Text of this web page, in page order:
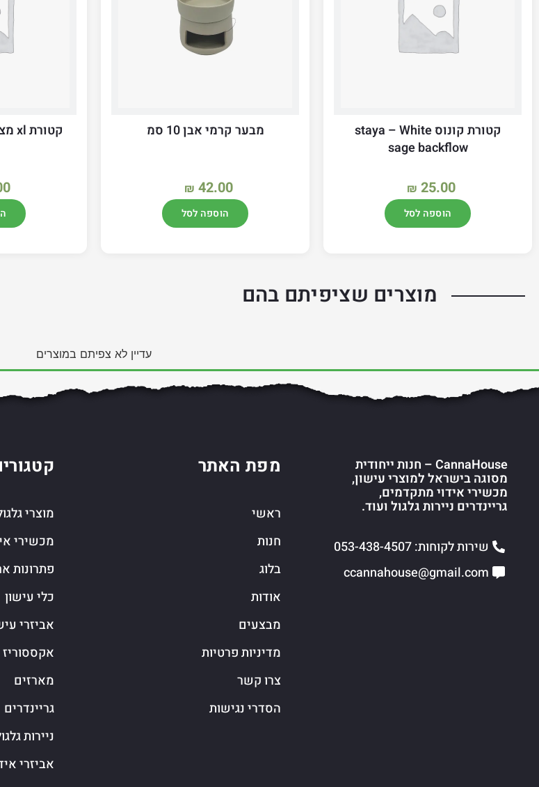
קטורת קונוס staya – White
sage backflow
₪ 25.00
הוספה לסל
מבער קרמי אבן 10 סמ
₪ 42.00
הוספה לסל
קטורת xl מצופים שורש קינמון
מוצרים שציפיתם בהם
עדיין לא צפיתם במוצרים
CannaHouse – חנות ייחודית
מסוגה בישראל למוצרי עישון,
מכשירי אידוי מתקדמים,
גריינדרים ניירות גלגול ועוד.
שירות לקוחות: 053-438-4507
ccannahouse@gmail.com
מפת האתר
ראשי
חנות
בלוג
אודות
מבצעים
מדיניות פרטיות
צרו קשר
הסדרי נגישות
מוצרי
מכשירי
פתרונות
כלי עישון
אביזרי
אקססוריז
מארזים
גריינדרים
ניירות
אביזרי